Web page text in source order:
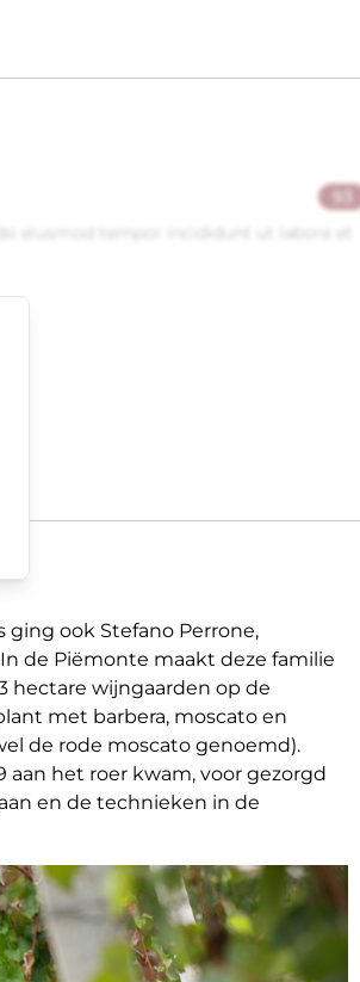
93
eiusmod tempor incididunt ut labore et
ook Stefano Perrone,
de Piëmonte maakt deze familie
hectare wijngaarden op de
met barbera, moscato en
de rode moscato genoemd).
aan het roer kwam, voor gezorgd
en de technieken in de